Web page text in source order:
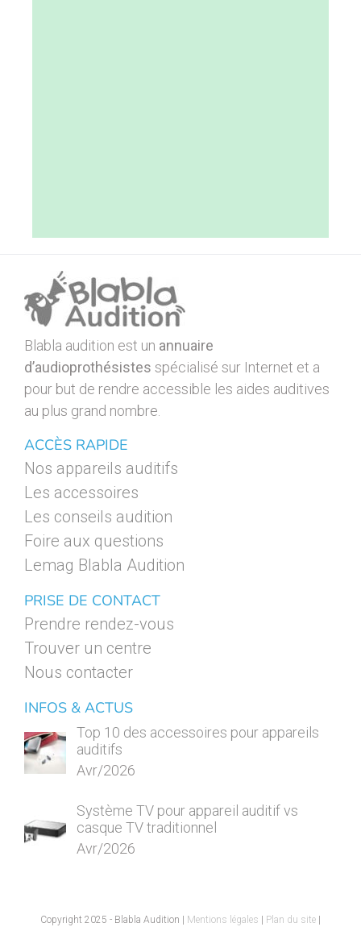
Blabla audition est un annuaire
d’audioprothésistes spécialisé sur Internet et a
pour but de rendre accessible les aides auditives
au plus grand nombre.
ACCÈS RAPIDE
Nos appareils auditifs
Les accessoires
Les conseils audition
Foire aux questions
Lemag Blabla Audition
PRISE DE CONTACT
Prendre rendez-vous
Trouver un centre
Nous contacter
INFOS & ACTUS
Top 10 des accessoires pour appareils
auditifs
Avr/2026
Système TV pour appareil auditif vs
casque TV traditionnel
Avr/2026
Copyright 2025 - Blabla Audition | Mentions légales Plan du site